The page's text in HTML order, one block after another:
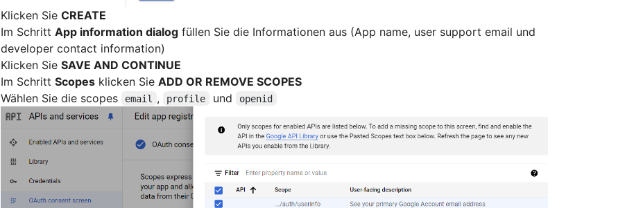
Klicken Sie CREATE
Im Schritt App information dialog füllen Sie die Informationen aus (App name, user support email und
developer contact information)
Klicken Sie SAVE AND CONTINUE
Im Schritt Scopes klicken Sie ADD OR REMOVE SCOPES
Wählen Sie die scopes
email , profile und openid